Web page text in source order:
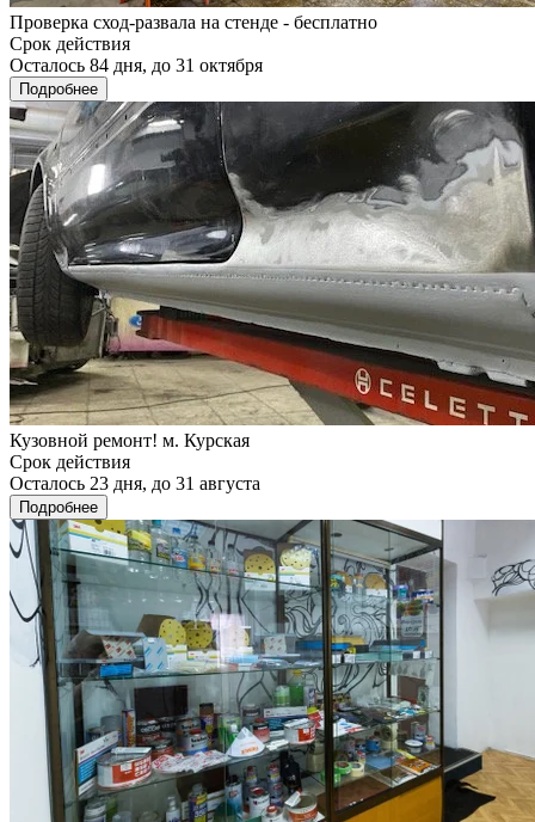
Проверка сход-развала на стенде - бесплатно
Срок действия
Осталось 84 дня, до 31 октября
Подробнее
Кузовной ремонт! м. Курская
Срок действия
Осталось 23 дня, до 31 августа
Подробнее